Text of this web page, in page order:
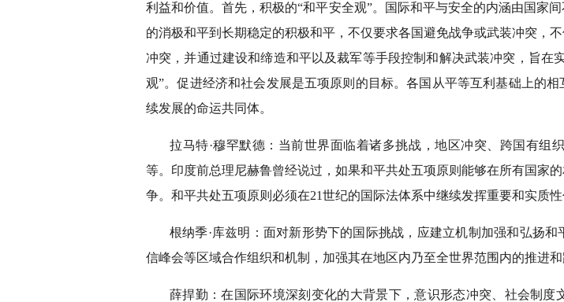
利益和价值。首先，积极的“和平安全观”。国际和平与安全的内涵由国家
的消极和平到长期稳定的积极和平，不仅要求各国避免战争或武装冲突，
冲突，并通过建设和缔造和平以及裁军等手段控制和解决武装冲突，旨在
观”。促进经济和社会发展是五项原则的目标。各国从平等互利基础上的
续发展的命运共同体。
拉马特·穆罕默德：当前世界面临着诸多挑战，地区冲突、跨国有组
等。印度前总理尼赫鲁曾经说过，如果和平共处五项原则能够在所有国家
争。和平共处五项原则必须在21世纪的国际法体系中继续发挥重要和实质性
根纳季·库兹明：面对新形势下的国际挑战，应建立机制加强和弘扬
信峰会等区域合作组织和机制，加强其在地区内乃至全世界范围内的推进和
薛捍勤：在国际环境深刻变化的大背景下，意识形态冲突、社会制